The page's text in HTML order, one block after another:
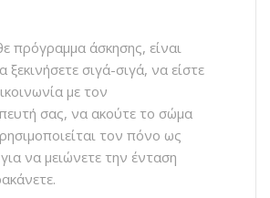
πρόγραμμα άσκησης, είναι
ξεκινήσετε σιγά-σιγά, να είστε
με τον
σας, να ακούτε το σώμα
τον πόνο ως
να μειώνετε την ένταση